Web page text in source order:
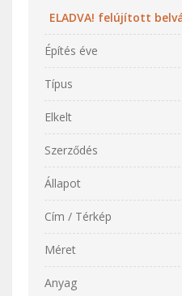
ELADVA! felújított
Építés éve
Típus
Elkelt
Szerződés
Állapot
Cím / Térkép
Méret
Anyag